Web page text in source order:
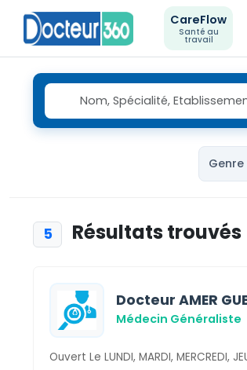
CareFlow
Santé au
travail
5 Résultats trouvés
Docteur AMER
Médecin Généraliste
Ouvert Le LUNDI, MARDI, MERCREDI,